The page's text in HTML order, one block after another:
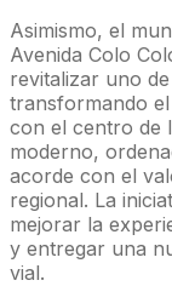
Asimismo, el
Avenida Colo
revitalizar uno
transformando
con el centro de
moderno,
acorde con el
regional. La
mejorar la
y entregar una
vial.